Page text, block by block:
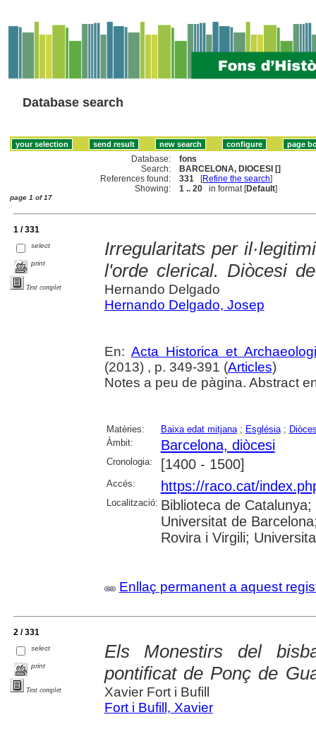
Database search
Database:
fons
Search:
BARCELONA, DIOCESI []
References found:
331 [Refine the search]
Showing:
1 .. 20 in format [Default]
page 1 of 17
1 / 331
select
print
Text complet
Irregularitats per
l'orde clerical. Diòcesi
Hernando Delgado
Hernando Delgado, Josep
En: Acta Historica et
(2013) , p. 349-391 (Articles)
Notes a peu de pàgina. Abstract
Matèries: Baixa edat mitjana; Església;
Àmbit:
Barcelona, diòcesi
Cronologia: [1400 - 1500]
Accés: https://raco.cat/
Localització: Biblioteca de
Universitat de
Rovira i Virgili;
Enllaç permanent a aquest
2 / 331
select
print
Text complet
Els Monestirs del
pontificat de Ponç de
Xavier Fort i Bufill
Fort i Bufill, Xavier